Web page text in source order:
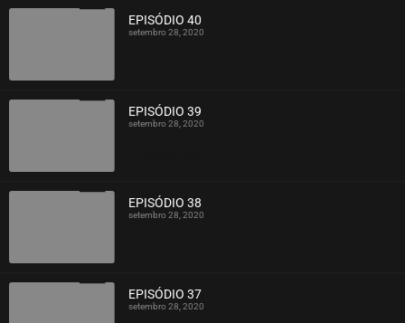
EPISÓDIO 40
setembro 28, 2020
EPISÓDIO 39
setembro 28, 2020
EPISÓDIO 38
setembro 28, 2020
EPISÓDIO 37
setembro 28, 2020